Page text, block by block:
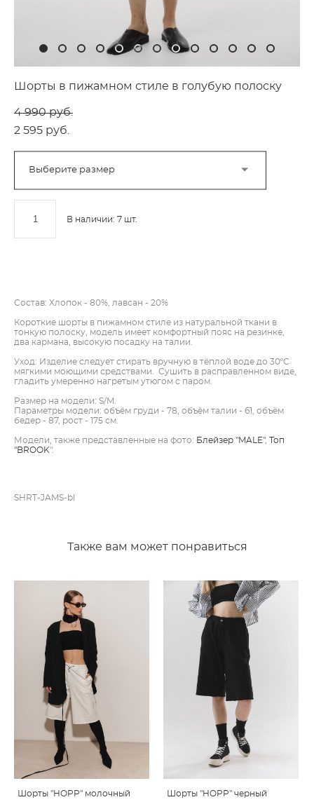
Шорты в пижамном стиле в голубую полоску
4 990 pуб.
2 595 pуб.
Выберите размер
В наличии: 7 шт.
Состав: Хлопок - 80%, лавсан - 20%
Короткие шорты в пижамном стиле из натуральной ткани в
тонкую полоску, модель имеет комфортный пояс на резинке,
два кармана, высокую посадку на талии.
Уход: Изделие следует стирать вручную в тёплой воде до 30ºC
мягкими моющими средствами. Сушить в расправленном виде,
гладить умеренно нагретым утюгом с паром.
Размер на модели: S/M.
Параметры модели: объём груди - 78, объём талии - 61, объём
бедер - 87, рост - 175 см.
Модели, также представленные на фото: Блейзер "MALE", Топ
"BROOK".
SHRT-JAMS-bl
Также вам может понравиться
Шорты "HOPP" молочный
Шорты "HOPP" черный